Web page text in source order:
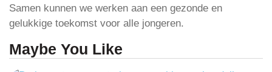
Samen kunnen we werken aan een gezonde en
gelukkige toekomst voor alle jongeren.
Maybe You Like